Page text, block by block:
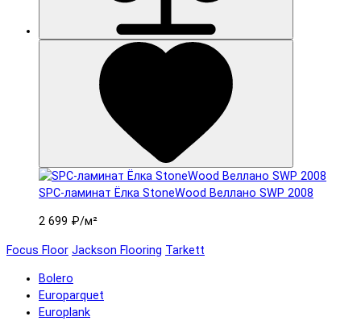
SPC-ламинат Ëлка StoneWood Веллано SWP 2008
2 699 ₽/м²
Focus Floor Jackson Flooring Tarkett
Bolero
Europarquet
Europlank